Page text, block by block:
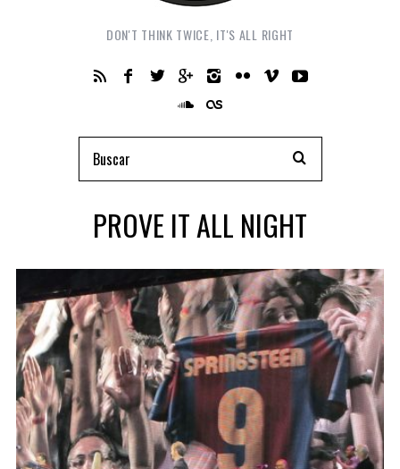
DON'T THINK TWICE, IT'S ALL RIGHT
PROVE IT ALL NIGHT